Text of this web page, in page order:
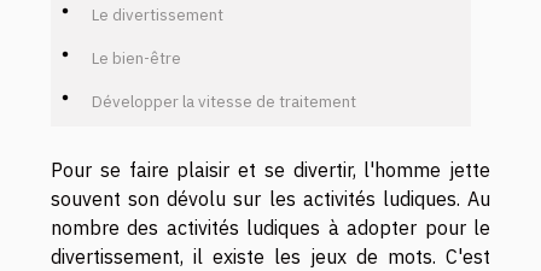
Le divertissement
Le bien-être
Développer la vitesse de traitement
Pour se faire plaisir et se divertir, l'homme jette
souvent son dévolu sur les activités ludiques. Au
nombre des activités ludiques à adopter pour le
divertissement, il existe les jeux de mots. C'est